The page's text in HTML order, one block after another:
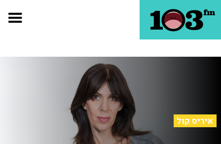
איריס קול